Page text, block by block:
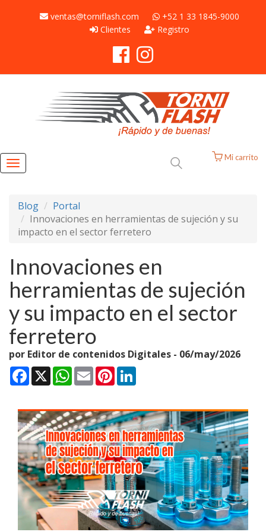
ventas@torniflash.com
+52 1 33 1845-9000
Clientes
Registro
Toggle
Mi carrito
Blog
Portal
Innovaciones en herramientas de sujeción y su
impacto en el sector ferretero
Innovaciones en
herramientas de sujeción
y su impacto en el sector
ferretero
por Editor de contenidos Digitales - 06/may/2026
Facebook
X WhatsApp
EmailPinterest